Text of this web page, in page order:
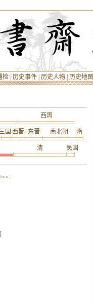
检 历史事件 历史人物 历史地图
西周
国 西晋 东晋 南北朝 隋
清 民国